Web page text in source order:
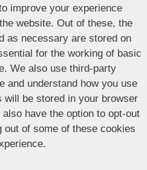
improve your experience
website. Out of these, the
as necessary are stored on
for the working of basic
We also use third-party
and understand how you use
be stored in your browser
have the option to opt-out
of some of these cookies